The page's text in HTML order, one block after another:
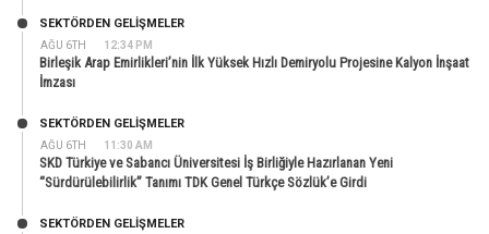
AĞU 6TH 12:34 PM
SEKTÖRDEN GELIŞMELER
Birleşik Arap Emirlikleri’nin İlk Yüksek Hızlı Demiryolu Projesine Kalyon İnşaat
İmzası
AĞU 6TH 11:30 AM
SEKTÖRDEN GELIŞMELER
SKD Türkiye ve Sabancı Üniversitesi İş Birliğiyle Hazırlanan Yeni
“Sürdürülebilirlik” Tanımı TDK Genel Türkçe Sözlük’e Girdi
SEKTÖRDEN GELIŞMELER